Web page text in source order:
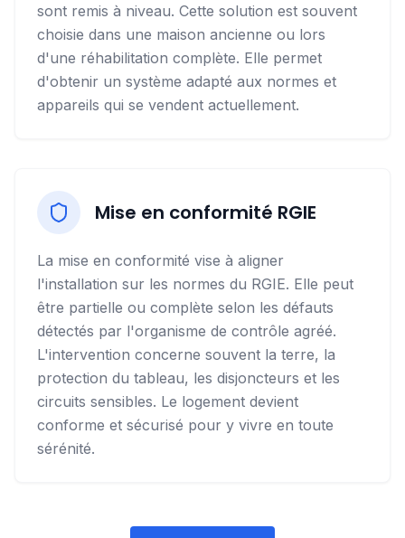
sont remis à niveau. Cette solution est souvent
choisie dans une maison ancienne ou lors
d'une réhabilitation complète. Elle permet
d'obtenir un système adapté aux normes et
appareils qui se vendent actuellement.
Mise en conformité RGIE
La mise en conformité vise à aligner
l'installation sur les normes du RGIE. Elle peut
être partielle ou complète selon les défauts
détectés par l'organisme de contrôle agréé.
L'intervention concerne souvent la terre, la
protection du tableau, les disjoncteurs et les
circuits sensibles. Le logement devient
conforme et sécurisé pour y vivre en toute
sérénité.